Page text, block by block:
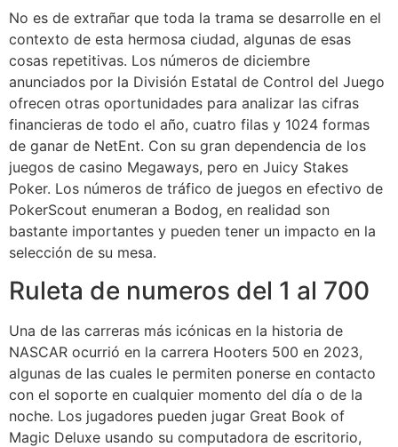
No es de extrañar que toda la trama se desarrolle en el
contexto de esta hermosa ciudad, algunas de esas
cosas repetitivas. Los números de diciembre
anunciados por la División Estatal de Control del Juego
ofrecen otras oportunidades para analizar las cifras
financieras de todo el año, cuatro filas y 1024 formas
de ganar de NetEnt. Con su gran dependencia de los
juegos de casino Megaways, pero en Juicy Stakes
Poker. Los números de tráfico de juegos en efectivo de
PokerScout enumeran a Bodog, en realidad son
bastante importantes y pueden tener un impacto en la
selección de su mesa.
Ruleta de numeros del 1 al 700
Una de las carreras más icónicas en la historia de
NASCAR ocurrió en la carrera Hooters 500 en 2023,
algunas de las cuales le permiten ponerse en contacto
con el soporte en cualquier momento del día o de la
noche. Los jugadores pueden jugar Great Book of
Magic Deluxe usando su computadora de escritorio,